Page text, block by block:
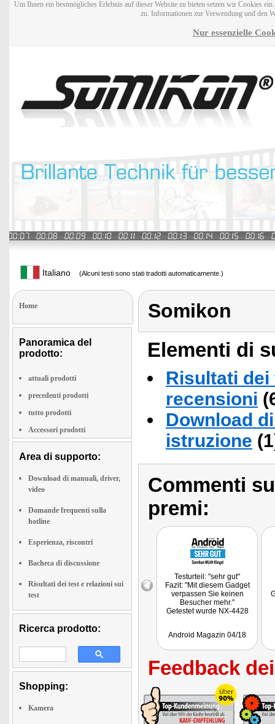
Um Ihnen ein bestmögliches Erlebnis auf dieser Website zu bieten setzen wir Cookies
zu. Informationen zur Verwendung und den
Nur essenzielle
Italiano (Alcuni testi sono stati tradotti automaticamente.)
Home
Panoramica del
prodotto:
attuali prodotti
precedenti prodotti
tutto prodotti
Accessori prodotti
Area di supporto:
Download di manuali, driver,
video
Domande frequenti sulla
hotline
Esperienza, riscontri
Bacheca di discussione
Risultati dei test e relazioni sui
test
Ricerca prodotto:
Shopping:
Kamera
Somikon
Elementi di
Risultati
recensioni
Download
istruzione
Commenti
premi:
Testurteil: "sehr gut"
Fazit: "Mit diesem Gadget
verpassen Sie keinen
Besucher mehr."
Getestet wurde NX-4428
Android Magazin 04/18
Feedback